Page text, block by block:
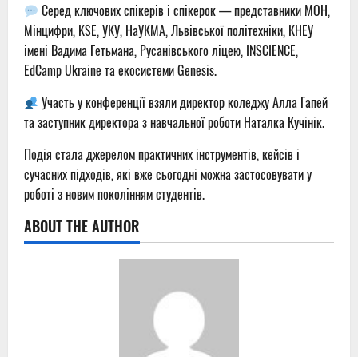
Серед ключових спікерів і спікерок — представники МОН,
Мінцифри, KSE, УКУ, НаУКМА, Львівської політехніки, КНЕУ
імені Вадима Гетьмана, Русанівського ліцею, INSCIENCE,
EdCamp Ukraine та екосистеми Genesis.
Участь у конференції взяли директор коледжу Алла Гапей
та заступник директора з навчальної роботи Наталка Кучінік.
Подія стала джерелом практичних інструментів, кейсів і
сучасних підходів, які вже сьогодні можна застосовувати у
роботі з новим поколінням студентів.
ABOUT THE AUTHOR